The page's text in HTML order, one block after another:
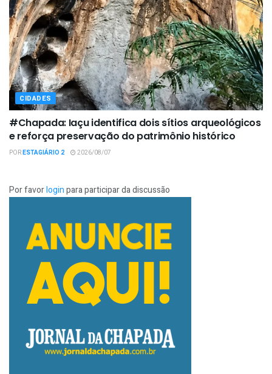
CIDADES
#Chapada: Iaçu identifica dois sítios arqueológicos
e reforça preservação do patrimônio histórico
PORESTAGIÁRIO 2 2026/08/07
Por favorloginpara participar da discussão